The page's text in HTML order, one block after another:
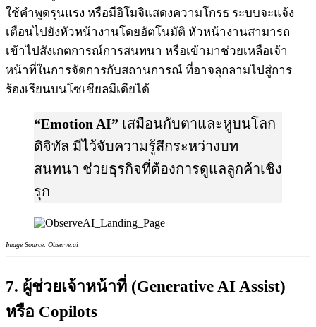
ใช้คำพูดรุนแรง หรือมีอิโมจิแสดงความโกรธ ระบบจะแจ้ง
เตือนไปยังหัวหน้างานโดยอัตโนมัติ หัวหน้างานสามารถ
เข้าไปสังเกตการณ์การสนทนา หรือเข้ามาช่วยเหลือเจ้า
หน้าที่ในการจัดการกับสถานการณ์ ที่อาจลุกลามไปสู่การ
ร้องเรียนบนโซเชียลมีเดียได้
“Emotion AI” เสมือนกับตาและหูบนโลก
ดิจิทัล มีไว้จับความรู้สึกระหว่างบท
สนทนา ช่วยธุรกิจที่ต้องการดูแลลูกค้าเชิง
รุก
Image Source: Observe.ai
7. ผู้ช่วยเจ้าหน้าที่ (Generative AI Assist)
หรือ Copilots